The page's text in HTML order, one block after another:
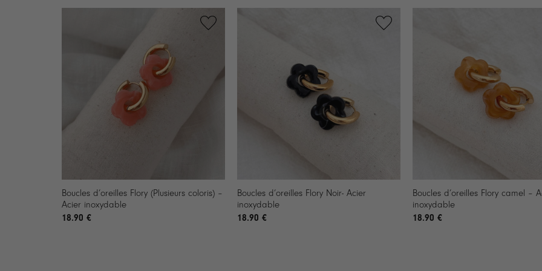
Boucles d’oreilles Flory (Plusieurs coloris) –
Acier inoxydable
18.90 €
Boucles d’oreilles Flory Noir- Acier
inoxydable
18.90 €
Boucles d’oreilles Flory camel –
inoxydable
18.90 €